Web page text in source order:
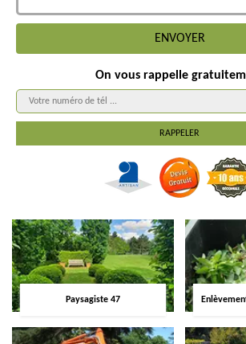
On vous rappelle
Paysagiste 47